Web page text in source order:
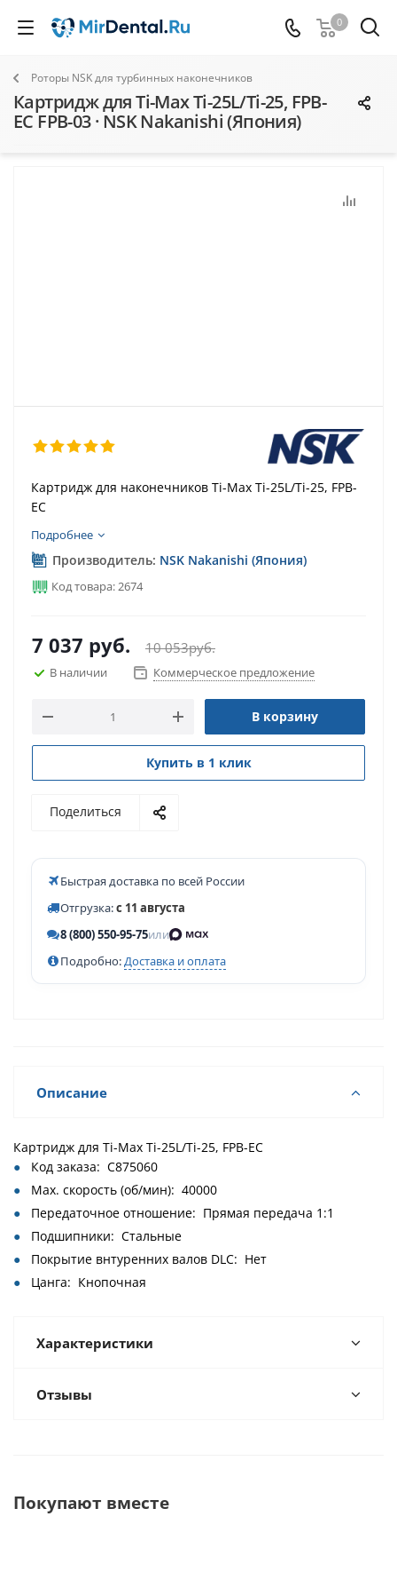
0
Роторы NSK для турбинных наконечников
Картридж для Ti-Max Ti-25L/Ti-25, FPB-
EC FPB-03 · NSK Nakanishi (Япония)
Картридж для наконечников Ti-Max Ti-25L/Ti-25, FPB-
EC
Подробнее
Производитель: NSK Nakanishi (Япония)
Код товара: 2674
7 037 руб. 10 053руб.
В наличии Коммерческое предложение
В корзину
Купить в 1 клик
Поделиться
Быстрая доставка по всей России
Отгрузка:с 11 августа
8 (800) 550-95-75или
Подробно:Доставка и оплата
Описание
Картридж для Ti-Max Ti-25L/Ti-25, FPB-EC
Код заказа: C875060
Max. скорость (об/мин): 40000
Передаточное отношение: Прямая передача 1:1
Подшипники: Стальные
Покрытие внтуренних валов DLC: Нет
Цанга: Кнопочная
Характеристики
Отзывы
Покупают вместе